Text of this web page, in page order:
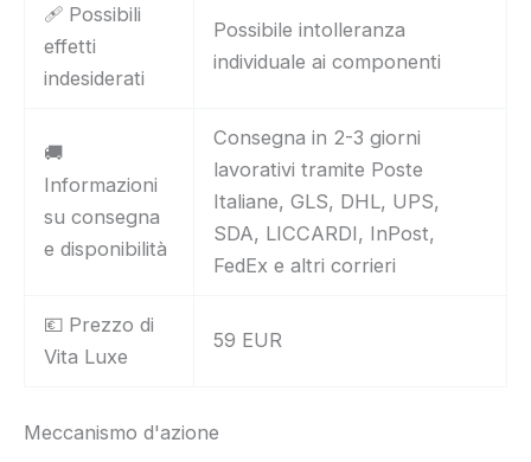
🩹 Possibili
effetti
indesiderati
Possibile intolleranza
individuale ai componenti
🚚
Informazioni
su consegna
e disponibilità
Consegna in 2-3 giorni
lavorativi tramite Poste
Italiane, GLS, DHL, UPS,
SDA, LICCARDI, InPost,
FedEx e altri corrieri
💶 Prezzo di
Vita Luxe
59 EUR
Meccanismo d'azione